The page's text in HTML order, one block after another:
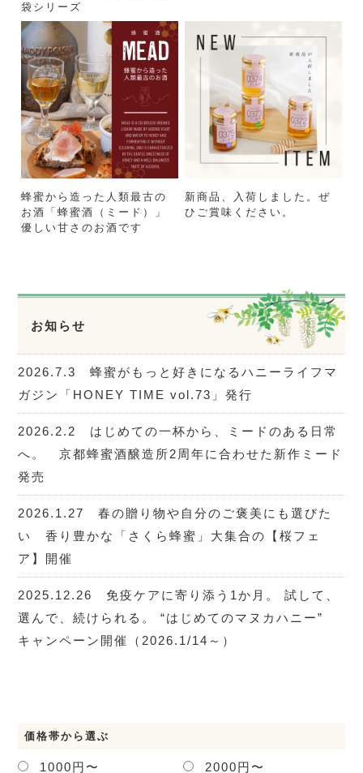
袋シリーズ
蜂蜜から造った人類最古の
お酒「蜂蜜酒（ミード）」
優しい甘さのお酒です
新商品、入荷しました。ぜ
ひご賞味ください。
お知らせ
2026.7.3 蜂蜜がもっと好きになるハニーライフマ
ガジン「HONEY TIME vol.73」発行
2026.2.2 はじめての一杯から、ミードのある日常
へ。 京都蜂蜜酒醸造所2周年に合わせた新作ミード
発売
2026.1.27 春の贈り物や自分のご褒美にも選びた
い 香り豊かな「さくら蜂蜜」大集合の【桜フェ
ア】開催
2025.12.26 免疫ケアに寄り添う1か月。 試して、
選んで、続けられる。 “はじめてのマヌカハニー”
キャンペーン開催（2026.1/14～）
価格帯から選ぶ
1000円〜 2000円〜